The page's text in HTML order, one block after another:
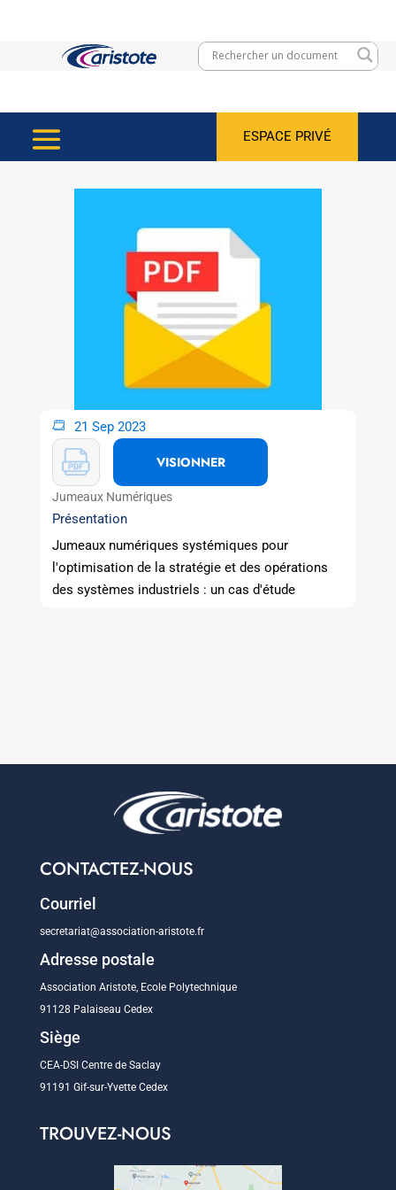
ESPACE PRIVÉ
21 Sep 2023
VISIONNER
Jumeaux Numériques
Présentation
Jumeaux numériques systémiques pour
l'optimisation de la stratégie et des opérations
des systèmes industriels : un cas d'étude
CONTACTEZ-NOUS
Courriel
secretariat@association-aristote.fr
Adresse postale
Association Aristote, Ecole Polytechnique
91128 Palaiseau Cedex
Siège
CEA-DSI Centre de Saclay
91191 Gif-sur-Yvette Cedex
TROUVEZ-NOUS